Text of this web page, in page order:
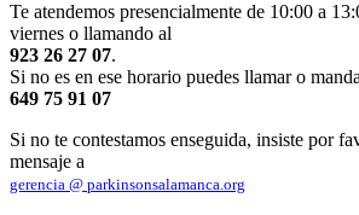
Te atendemos presencialmente de 10:00 a
viernes o llamando al
923 26 27 07.
Si no es en ese horario puedes llamar o
649 75 91 07
Si no te contestamos enseguida, insiste por
mensaje a
gerencia @ parkinsonsalamanca.org